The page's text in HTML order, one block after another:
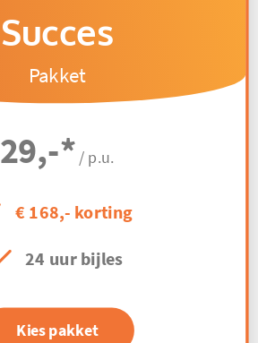
Succes
Pakket
29,-* / p.u.
€ 168,- korting
24 uur bijles
Kies pakket